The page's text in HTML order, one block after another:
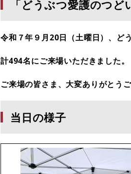
「どうぶつ愛護のつど
令和７年９月20日（土曜日）、ど
計494名にご来場いただきました。
ご来場の皆さま、大変ありがとう
​当日の様子